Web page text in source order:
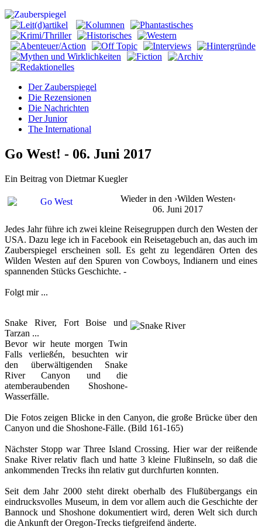
Der Zauberspiegel
Die Rezensionen
Die Nachrichten
Der Junior
The International
Go West! - 06. Juni 2017
Ein Beitrag von Dietmar Kuegler
Wieder in den ›Wilden Westen‹
06. Juni 2017
Jedes Jahr führe ich zwei kleine Reisegruppen durch den Westen der
USA.Dazu lege ich in Facebook ein Reisetagebuch an, das auch im
Zauberspiegel erscheinen soll. Es geht zu legendären Orten des
Wilden Westen auf den Spuren von Cowboys, Indianern und eines
spannenden Stücks Geschichte. -
Folgt mir ...
Snake River, Fort Boise und
Tarzan ...
Bevor wir heute morgen Twin
Falls verließén, besuchten wir
den überwältigenden Snake
River Canyon und die
atemberaubenden Shoshone-
Wasserfälle.
Die Fotos zeigen Blicke in den Canyon, die große Brücke über den
Canyon und die Shoshone-Fälle. (Bild 161-165)
Nächster Stopp war Three Island Crossing. Hier war der reißende
Snake River relativ flach und hatte 3 kleine Flußinseln, so daß die
ankommenden Trecks ihn relativ gut durchfurten konnten.
Seit dem Jahr 2000 steht direkt oberhalb des Flußübergangs ein
eindrucksvolles Museum, in dem vor allem auch die Geschichte der
Bannock und Shoshone dokumentiert wird, deren Welt sich durch
die Ankunft der Oregon-Trecks tiefgreifend änderte.